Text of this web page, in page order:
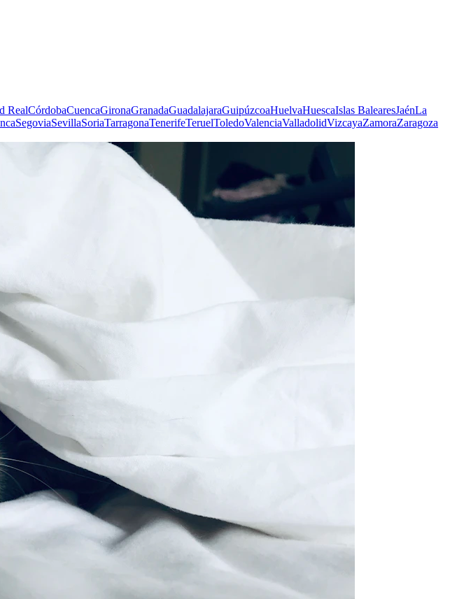
RealCórdobaCuencaGironaGranadaGuadalajaraGuipúzcoaHuelvaHuescaIslas BalearesJaénLa
SegoviaSevillaSoriaTarragonaTenerifeTeruelToledoValenciaValladolidVizcayaZamoraZaragoza